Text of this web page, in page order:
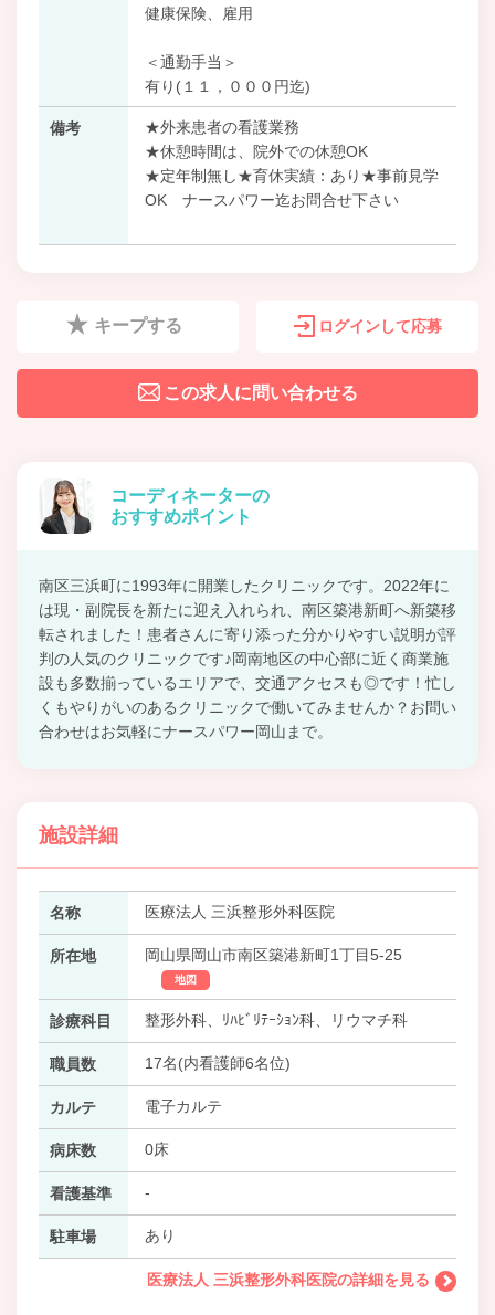
健康保険、雇用
＜通勤手当＞
有り(１１，０００円迄)
備考
★外来患者の看護業務
★休憩時間は、院外での休憩OK
★定年制無し★育休実績：あり★事前見学
OK ナースパワー迄お問合せ下さい
キープする ログインして応募
この求人に問い合わせる
コーディネーターの
おすすめポイント
南区三浜町に1993年に開業したクリニックです。2022年に
は現・副院長を新たに迎え入れられ、南区築港新町へ新築移
転されました！患者さんに寄り添った分かりやすい説明が評
判の人気のクリニックです♪岡南地区の中心部に近く商業施
設も多数揃っているエリアで、交通アクセスも◎です！忙し
くもやりがいのあるクリニックで働いてみませんか？お問い
合わせはお気軽にナースパワー岡山まで。
施設詳細
名称 医療法人 三浜整形外科医院
所在地 岡山県岡山市南区築港新町1丁目5-25
地図
診療科目 整形外科、ﾘﾊﾋﾞﾘﾃｰｼｮﾝ科、リウマチ科
職員数 17名(内看護師6名位)
カルテ 電子カルテ
病床数 0床
看護基準 -
駐車場 あり
医療法人 三浜整形外科医院の詳細を見る